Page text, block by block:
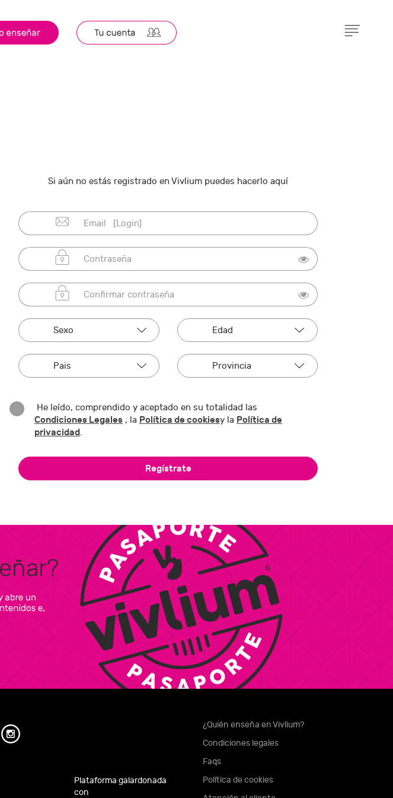
Si aún no estás registrado en Vivlium puedes hacerlo aquí
He leído, comprendido y aceptado en su totalidad las
Condiciones Legales , la Política de cookiesy la Política de
privacidad.
Plataforma galardonada
con
¿Quién enseña en Vivlium?
Condiciones legales
Faqs
Política de cookies